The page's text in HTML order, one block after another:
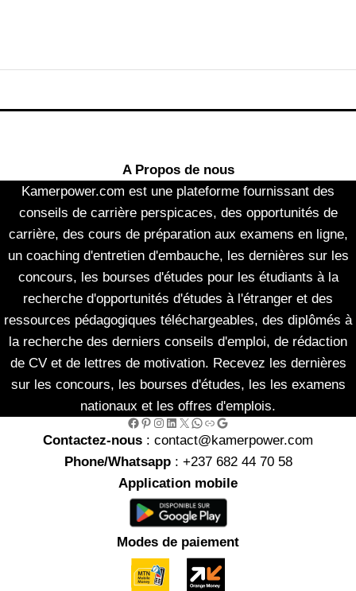
A Propos de nous
Kamerpower.com est une plateforme fournissant des
conseils de carrière perspicaces, des opportunités de
carrière, des cours de préparation aux examens en ligne,
un coaching d'entretien d'embauche, les dernières sur les
concours, les bourses d'études pour les étudiants à la
recherche d'opportunités d'études à l'étranger et des
ressources pédagogiques téléchargeables, des diplômés à
la recherche des derniers conseils d'emploi, de rédaction
de CV et de lettres de motivation. Recevez les dernières
sur les concours, les bourses d'études, les les examens
nationaux et les offres d'emplois.
Facebook Pinterest InstagramLinkedIn X WhatsApp Link Google
Contactez-nous : contact@kamerpower.com
Phone/Whatsapp: +237 682 44 70 58
Application mobile
Modes de paiement